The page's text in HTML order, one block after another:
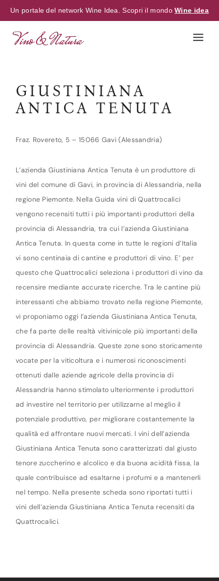
Un portale del network Wine Idea. Scopri il mondoWine idea
GIUSTINIANA
ANTICA TENUTA
Fraz. Rovereto, 5 – 15066 Gavi (Alessandria)
L’azienda Giustiniana Antica Tenuta è un produttore di
vini del comune di Gavi, in provincia di Alessandria, nella
regione Piemonte. Nella Guida vini di Quattrocalici
vengono recensiti tutti i più importanti produttori della
provincia di Alessandria, tra cui l’azienda Giustiniana
Antica Tenuta. In questa come in tutte le regioni d’Italia
vi sono centinaia di cantine e produttori di vino. E’ per
questo che Quattrocalici seleziona i produttori di vino da
recensire mediante accurate ricerche. Tra le cantine più
interessanti che abbiamo trovato nella regione Piemonte,
vi proponiamo oggi l’azienda Giustiniana Antica Tenuta,
che fa parte delle realtà vitivinicole più importanti della
provincia di Alessandria. Queste zone sono storicamente
vocate per la viticoltura e i numerosi riconoscimenti
ottenuti dalle aziende agricole della provincia di
Alessandria hanno stimolato ulteriormente i produttori
ad investire nel territorio per utilizzarne al meglio il
potenziale produttivo, per migliorare costantemente la
qualità ed affrontare nuovi mercati. I vini dell’azienda
Giustiniana Antica Tenuta sono caratterizzati dal giusto
tenore zuccherino e alcolico e da buona acidità fissa, la
quale contribuisce ad esaltarne i profumi e a mantenerli
nel tempo. Nella presente scheda sono riportati tutti i
vini dell’azienda Giustiniana Antica Tenuta recensiti da
Quattrocalici.